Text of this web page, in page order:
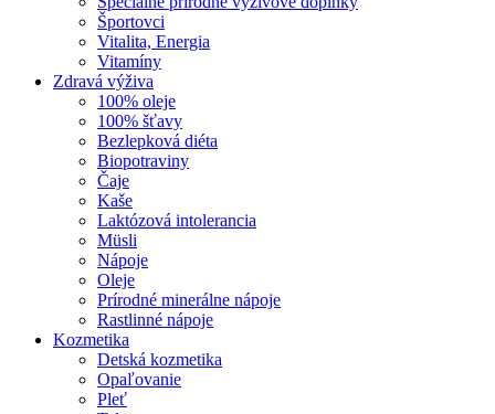
Športovci
Vitalita, Energia
Vitamíny
Zdravá výživa
100% oleje
100% šťavy
Bezlepková diéta
Biopotraviny
Čaje
Kaše
Laktózová intolerancia
Müsli
Nápoje
Oleje
Prírodné minerálne nápoje
Rastlinné nápoje
Kozmetika
Detská kozmetika
Opaľovanie
Pleť